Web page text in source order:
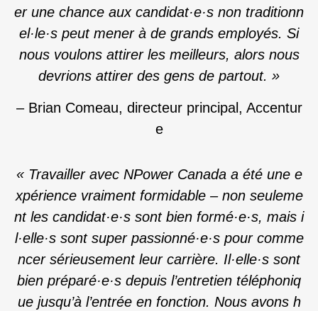
er une chance aux candidat·e·s non traditionn
el·le·s peut mener à de grands employés. Si
nous voulons attirer les meilleurs, alors nous
devrions attirer des gens de partout. »
– Brian Comeau, directeur principal, Accentur
e
« Travailler avec NPower Canada a été une e
xpérience vraiment formidable – non seuleme
nt les candidat·e·s sont bien formé·e·s, mais i
l·elle·s sont super passionné·e·s pour comme
ncer sérieusement leur carrière. Il·elle·s sont
bien préparé·e·s depuis l’entretien téléphoniq
ue jusqu’à l’entrée en fonction. Nous avons h